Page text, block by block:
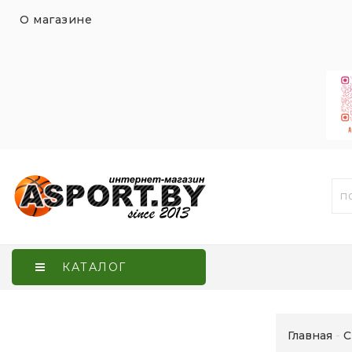
О магазине
КАТАЛОГ
Главная